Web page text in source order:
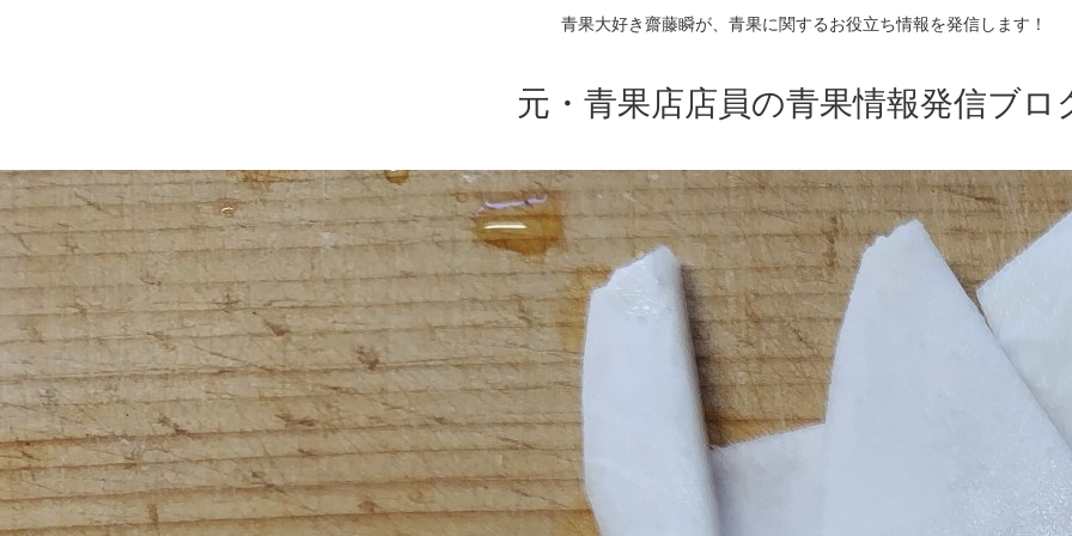
青果大好き齋藤瞬が、青果に関するお役立ち情報を発信します！
元・青果店店員の青果情報発信ブロ